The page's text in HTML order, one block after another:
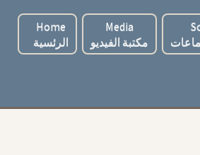
Home
الرئسية
Media
مكتبة الفيديو